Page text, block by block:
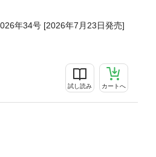
年34号 [2026年7月23日発売]
試し読み カートへ